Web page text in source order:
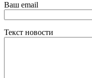
Ваш email
Текст новости